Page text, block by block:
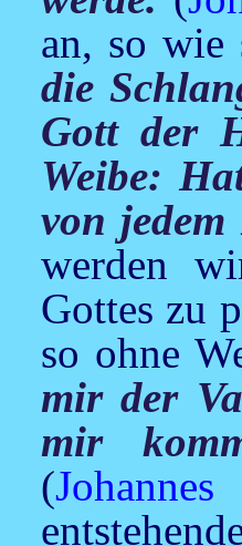
an, so wie
die
Gott der
Weibe:
von
werden
Gottes zu
so ohne
mir der
mir
(Johannes